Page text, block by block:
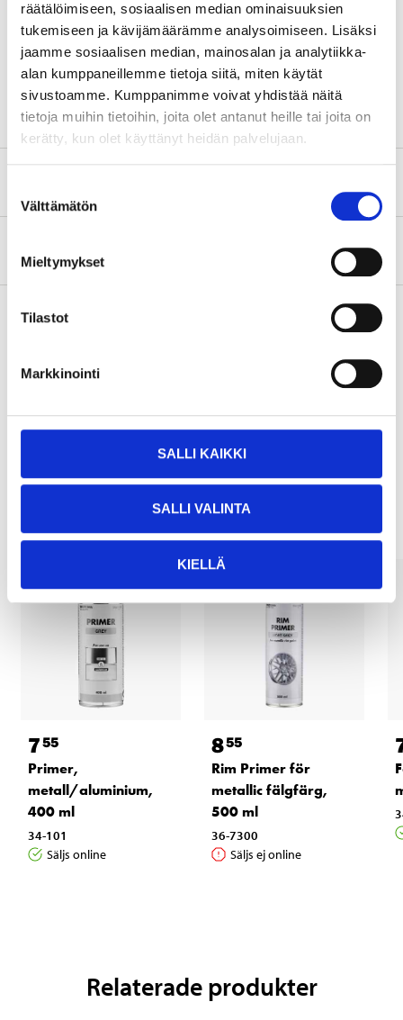
räätälöimiseen, sosiaalisen median ominaisuuksien
tukemiseen ja kävijämäärämme analysoimiseen. Lisäksi
jaamme sosiaalisen median, mainosalan ja analytiikka-
alan kumppaneillemme tietoja siitä, miten käytät
sivustoamme. Kumppanimme voivat yhdistää näitä
tietoja muihin tietoihin, joita olet antanut heille tai joita on
kerätty, kun olet käyttänyt heidän palvelujaan.
valinta
Välttämätön
Mieltymykset
Tilastot
Markkinointi
SALLI KAIKKI
SALLI VALINTA
KIELLÄ
Beröringstorr
15–20 minuter
Genomtorr
24–36 timmar
Om tillverkaren
Köp & Hämta i ditt varuhus inom 2 timmar!
Andra kunder köpte också
755
Primer,
metall/aluminium,
400 ml
34-101
Säljs online
855
Rim Primer för
metallic fälgfärg,
500 ml
36-7300
Säljs ej online
Relaterade produkter